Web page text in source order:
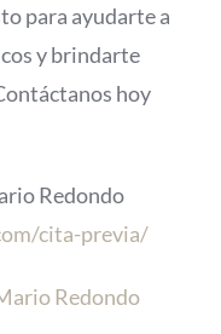
para ayudarte a
y brindarte
hoy
Redondo
cita-previa/
Redondo